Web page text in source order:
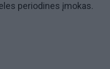
periodines įmokas.